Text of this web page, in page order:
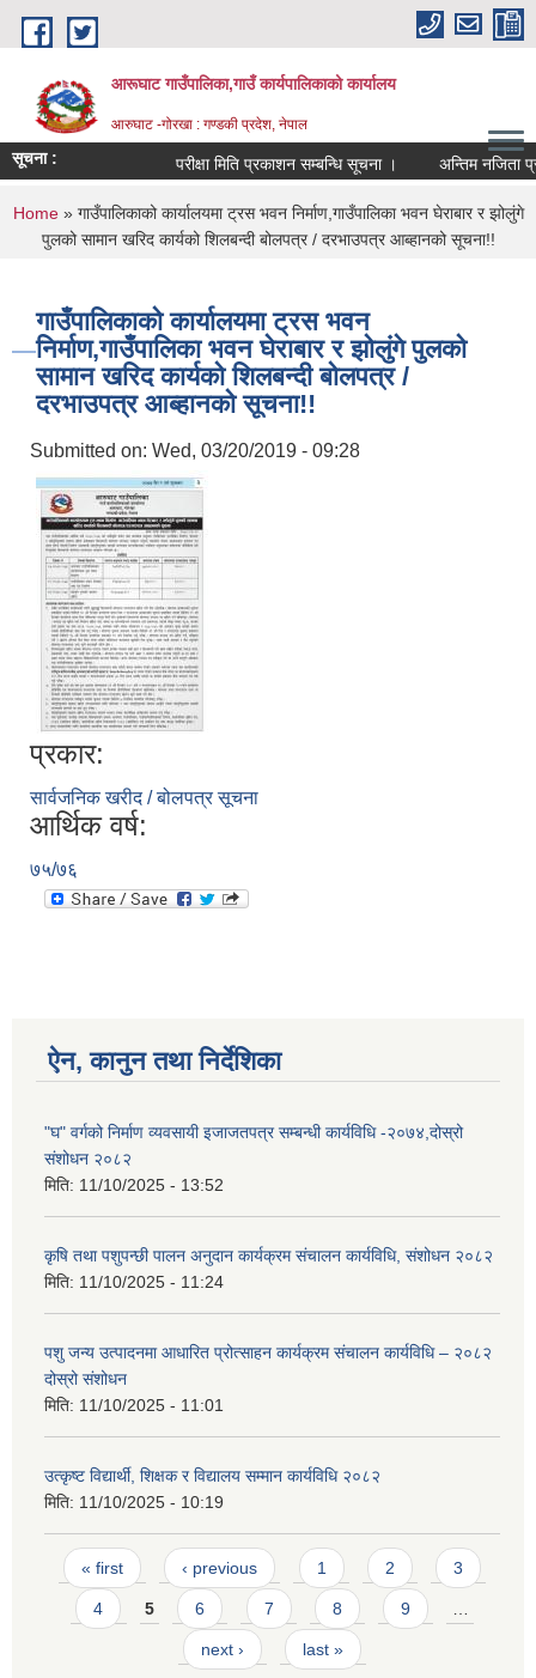
Skip to main content
आरूघाट गाउँपालिका,गाउँ कार्यपालिकाको कार्यालय
आरुघाट -गोरखा : गण्डकी प्रदेश, नेपाल
सूचना : परीक्षा मिति प्रकाशन सम्बन्धि सूचना । अन्तिम नजिता
You are here
Home» गाउँपालिकाको कार्यालयमा ट्रस भवन निर्माण,गाउँपालिका भवन घेराबार र झोलुंगे
पुलको सामान खरिद कार्यको शिलबन्दी बोलपत्र / दरभाउपत्र आब्हानको सूचना!!
गाउँपालिकाको कार्यालयमा ट्रस भवन
निर्माण,गाउँपालिका भवन घेराबार र झोलुंगे पुलको
सामान खरिद कार्यको शिलबन्दी बोलपत्र /
दरभाउपत्र आब्हानको सूचना!!
Submitted on: Wed, 03/20/2019 - 09:28
प्रकार:
सार्वजनिक खरीद / बोलपत्र सूचना
आर्थिक वर्ष:
७५/७६
ऐन, कानुन तथा निर्देशिका
"घ" वर्गको निर्माण व्यवसायी इजाजतपत्र सम्बन्धी कार्यविधि -२०७४,दोस्रो
संशोधन २०८२
मिति: 11/10/2025 - 13:52
कृषि तथा पशुपन्छी पालन अनुदान कार्यक्रम संचालन कार्यविधि, संशोधन २०८२
मिति: 11/10/2025 - 11:24
पशु जन्य उत्पादनमा आधारित प्रोत्साहन कार्यक्रम संचालन कार्यविधि – २०८२
दोस्रो संशोधन
मिति: 11/10/2025 - 11:01
उत्कृष्ट विद्यार्थी, शिक्षक र विद्यालय सम्मान कार्यविधि २०८२
मिति: 11/10/2025 - 10:19
Pages
« first ‹ previous 1 2 3
4 5 6 7 8 9
next › last »